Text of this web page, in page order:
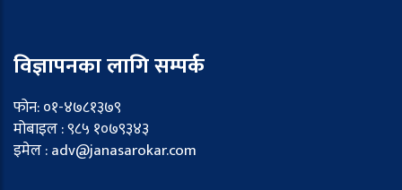
विज्ञापनका लागि सम्पर्क
फोन: ०१-४७८१३७९
मोबाइल : ९८५ १०७९३४३
इमेल : adv@janasarokar.com